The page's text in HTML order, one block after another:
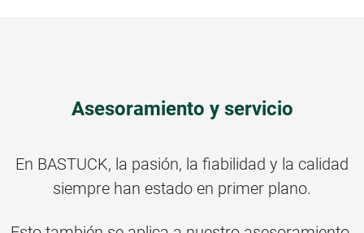
Asesoramiento y servicio
En BASTUCK, la pasión, la fiabilidad y la calidad
siempre han estado en primer plano.